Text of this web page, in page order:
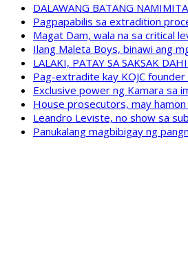
DALAWANG BATANG
Pagpapabilis sa extradition
Magat Dam, wala na sa critical
Ilang Maleta Boys, binawi ang
LALAKI, PATAY SA SAKSAK
Pag-extradite kay KOJC
Exclusive power ng Kamara sa
House prosecutors, may hamon
Leandro Leviste, no show sa
Panukalang magbibigay ng